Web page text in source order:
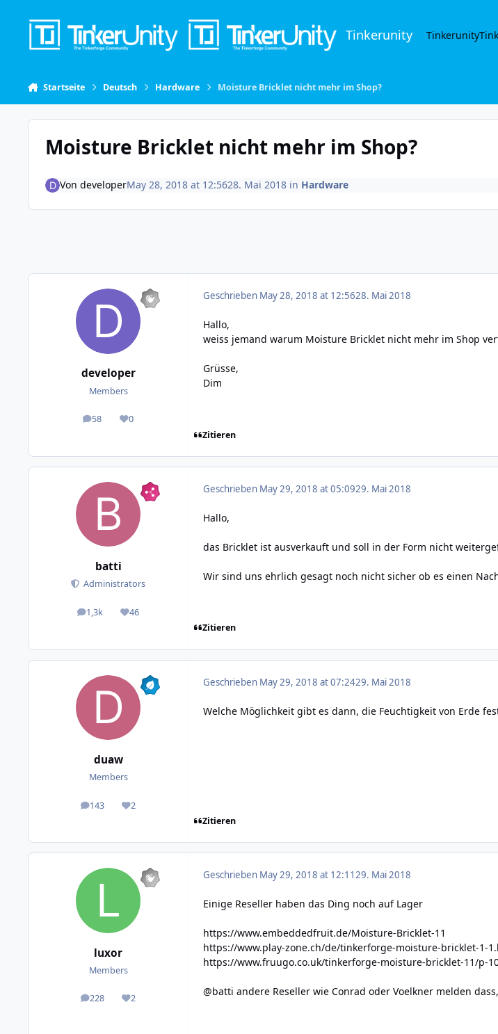
Tinkerunity Tinkerunity
Startseite Deutsch Hardware Moisture Bricklet nicht mehr im Shop?
Moisture Bricklet nicht mehr im Shop?
Von developerMay 28, 2018 at 12:5628. Mai 2018in Hardware
developer
Members
58
posts 0
Reputation
Geschrieben May 28, 2018 at 12:5628. Mai 2018
Hallo,
weiss jemand warum Moisture Bricklet nicht mehr im Shop
Grüsse,
Dim
Zitieren
batti
Administrators
1,3k
posts 46
Reputation
Geschrieben May 29, 2018 at 05:0929. Mai 2018
Hallo,
das Bricklet ist ausverkauft und soll in der Form nicht
Wir sind uns ehrlich gesagt noch nicht sicher ob es einen
Zitieren
duaw
Members
143
posts 2
Reputation
Geschrieben May 29, 2018 at 07:2429. Mai 2018
Welche Möglichkeit gibt es dann, die Feuchtigkeit von Erde
Zitieren
luxor
Members
228
posts 2
Reputation
Geschrieben May 29, 2018 at 12:1129. Mai 2018
Einige Reseller haben das Ding noch auf Lager
https://www.embeddedfruit.de/Moisture-Bricklet-11
https://www.play-zone.ch/de/tinkerforge-moisture-bricklet-1-
https://www.fruugo.co.uk/tinkerforge-moisture-bricklet-11/p-
@batti andere Reseller wie Conrad oder Voelkner melden